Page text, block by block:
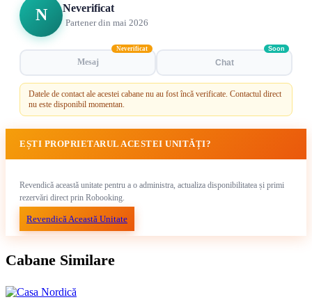
N Neverificat
Partener din mai 2026
Mesaj
Neverificat
Chat
Soon
Datele de contact ale acestei cabane nu au fost încă verificate. Contactul direct
nu este disponibil momentan.
EȘTI PROPRIETARUL ACESTEI UNITĂȚI?
Revendică această unitate pentru a o administra, actualiza disponibilitatea și primi
rezervări direct prin Robooking.
Revendică Această Unitate
Cabane Similare